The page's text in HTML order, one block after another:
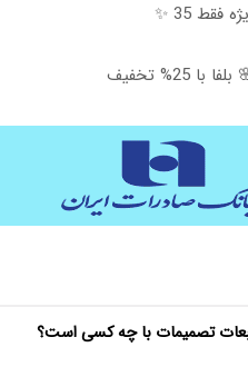
تخفیف
تصمیمات با چه کسی است؟